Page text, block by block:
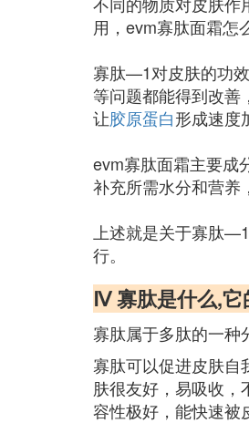
用，evm寡肽面霜怎
寡肽—1对皮肤的功
等问题都能得到改善
让胶原蛋白形成速度
evm寡肽面霜主要成
补充所需水分和营养
上述就是关于寡肽
行。
Ⅳ 寡肽是什么,它
寡肽属于多肽的一种
寡肽可以促进皮肤自
肤很友好，易吸收
容性极好，能快速被